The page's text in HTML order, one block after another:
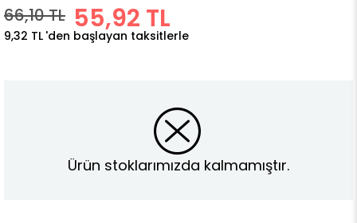
66,10 TL 55,92 TL
9,32 TL 'den başlayan taksitlerle
Ürün stoklarımızda kalmamıştır.